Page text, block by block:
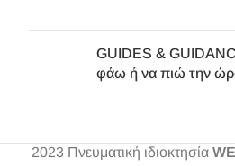
GUIDES &
φάω ή να πιώ την
2023 Πνευματική ιδιοκτησία